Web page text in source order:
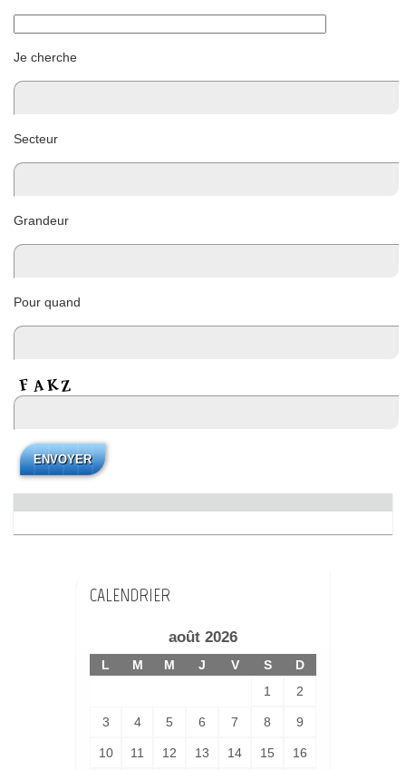
Je cherche
Secteur
Grandeur
Pour quand
CALENDRIER
août 2026
L M M J V S
D
1
2
3 4 5 6 7 8 9
10 11 12 13 14 15 16